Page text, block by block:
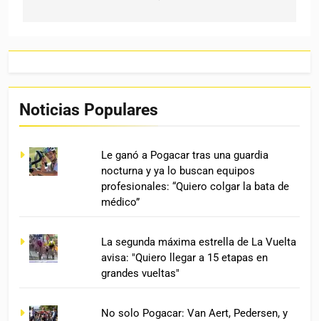
Noticias Populares
Le ganó a Pogacar tras una guardia
nocturna y ya lo buscan equipos
profesionales: “Quiero colgar la bata de
médico”
La segunda máxima estrella de La Vuelta
avisa: "Quiero llegar a 15 etapas en
grandes vueltas"
No solo Pogacar: Van Aert, Pedersen, y